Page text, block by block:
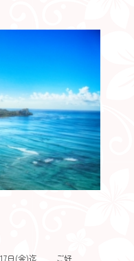
17日(金)迄 ご好